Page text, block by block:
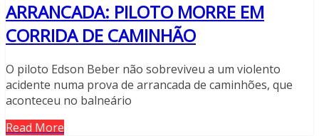
ARRANCADA: PILOTO MORRE EM
CORRIDA DE CAMINHÃO
O piloto Edson Beber não sobreviveu a um violento
acidente numa prova de arrancada de caminhões, que
aconteceu no balneário
Read More